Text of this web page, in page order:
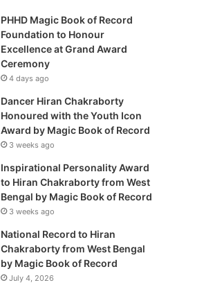
PHHD Magic Book of Record
Foundation to Honour
Excellence at Grand Award
Ceremony
4 days ago
Dancer Hiran Chakraborty
Honoured with the Youth Icon
Award by Magic Book of Record
3 weeks ago
Inspirational Personality Award
to Hiran Chakraborty from West
Bengal by Magic Book of Record
3 weeks ago
National Record to Hiran
Chakraborty from West Bengal
by Magic Book of Record
July 4, 2026